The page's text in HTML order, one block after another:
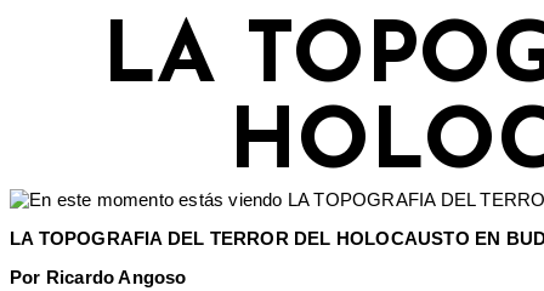
LA
LA TOPOGRAFIA DEL TERROR DEL HOLOCAUSTO EN
Por Ricardo Angoso